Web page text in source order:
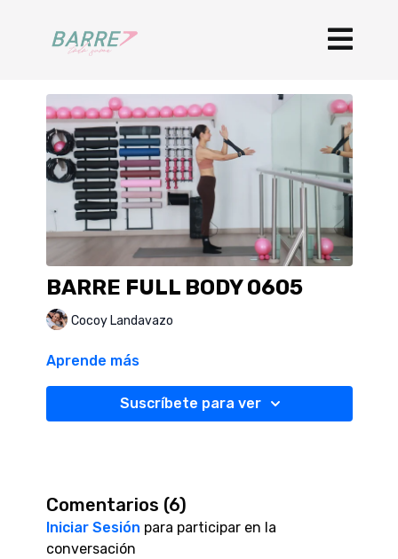
BARRE FULL BODY 0605
Cocoy Landavazo
Aprende más
Suscríbete para ver
Comentarios (6)
Iniciar Sesión para participar en la
conversación